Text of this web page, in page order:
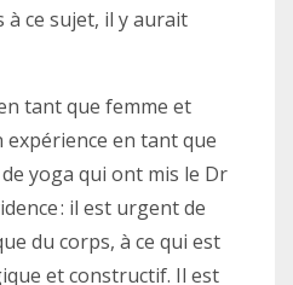
à ce sujet, il y aurait
tant que femme et
expérience en tant que
yoga qui ont mis le Dr
: il est urgent de
du corps, à ce qui est
et constructif. Il est